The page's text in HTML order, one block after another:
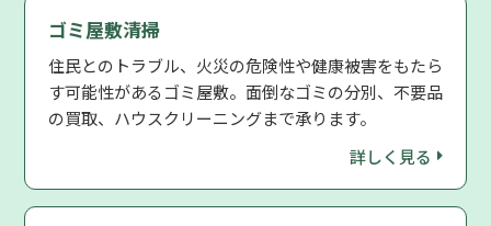
ゴミ屋敷清掃
住民とのトラブル、火災の危険性や健康被害をもたら
す可能性があるゴミ屋敷。面倒なゴミの分別、不要品
の買取、ハウスクリーニングまで承ります。
詳しく見る